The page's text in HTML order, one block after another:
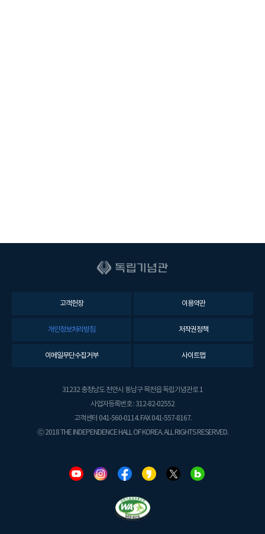
고객헌장 이용약관
개인정보처리방침 저작권정책
이메일무단수집거부 사이트맵
31232 충청남도 천안시 동남구 목천읍 독립기념관로 1
사업자등록번호 : 312-82-02552
고객센터 041-560-0114. FAX 041-557-8167.
ⓒ 2018 THE INDEPENDENCE HALL OF KOREA. ALL RIGHTS RESERVED.